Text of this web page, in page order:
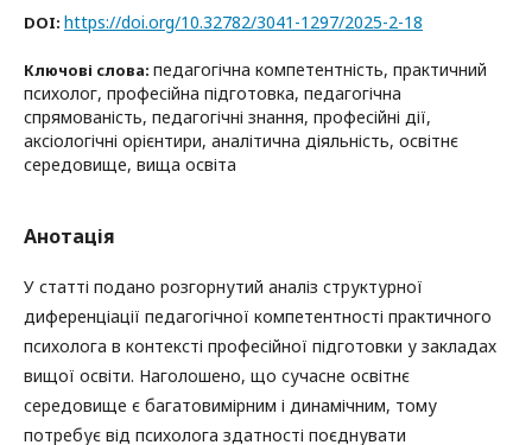
DOI: https://doi.org/10.32782/3041-1297/2025-2-18
Ключові слова: педагогічна компетентність, практичний
психолог, професійна підготовка, педагогічна
спрямованість, педагогічні знання, професійні дії,
аксіологічні орієнтири, аналітична діяльність, освітнє
середовище, вища освіта
Анотація
У статті подано розгорнутий аналіз структурної
диференціації педагогічної компетентності практичного
психолога в контексті професійної підготовки у закладах
вищої освіти. Наголошено, що сучасне освітнє
середовище є багатовимірним і динамічним, тому
потребує від психолога здатності поєднувати